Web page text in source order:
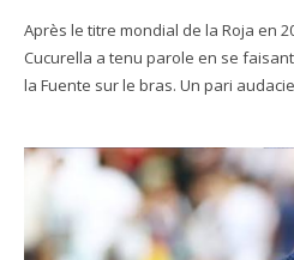
Après le titre mondial de la Roja en
Cucurella a tenu parole en se
la Fuente sur le bras. Un pari